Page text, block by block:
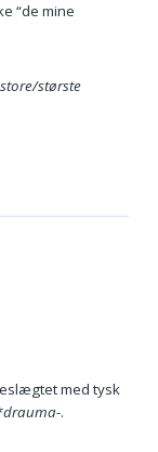
“de mine
største
med tysk
drauma-.